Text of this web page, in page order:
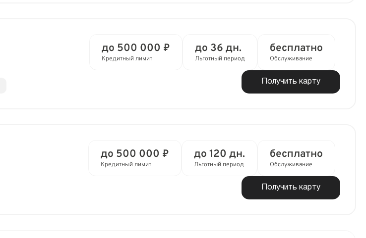
до 500 000 ₽
Кредитный лимит
до 36 дн.
Льготный период
бесплатно
Обслуживание
Получить карту
до 500 000 ₽
Кредитный лимит
до 120 дн.
Льготный период
бесплатно
Обслуживание
Получить карту